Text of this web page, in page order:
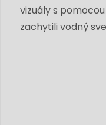
vizuály s
zachytili vodný